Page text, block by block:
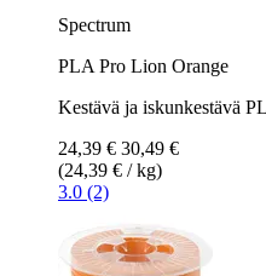
Spectrum
PLA Pro Lion Orange
Kestävä ja iskunkestävä
24,39 € 30,49 €
(24,39 € / kg)
3.0 (2)